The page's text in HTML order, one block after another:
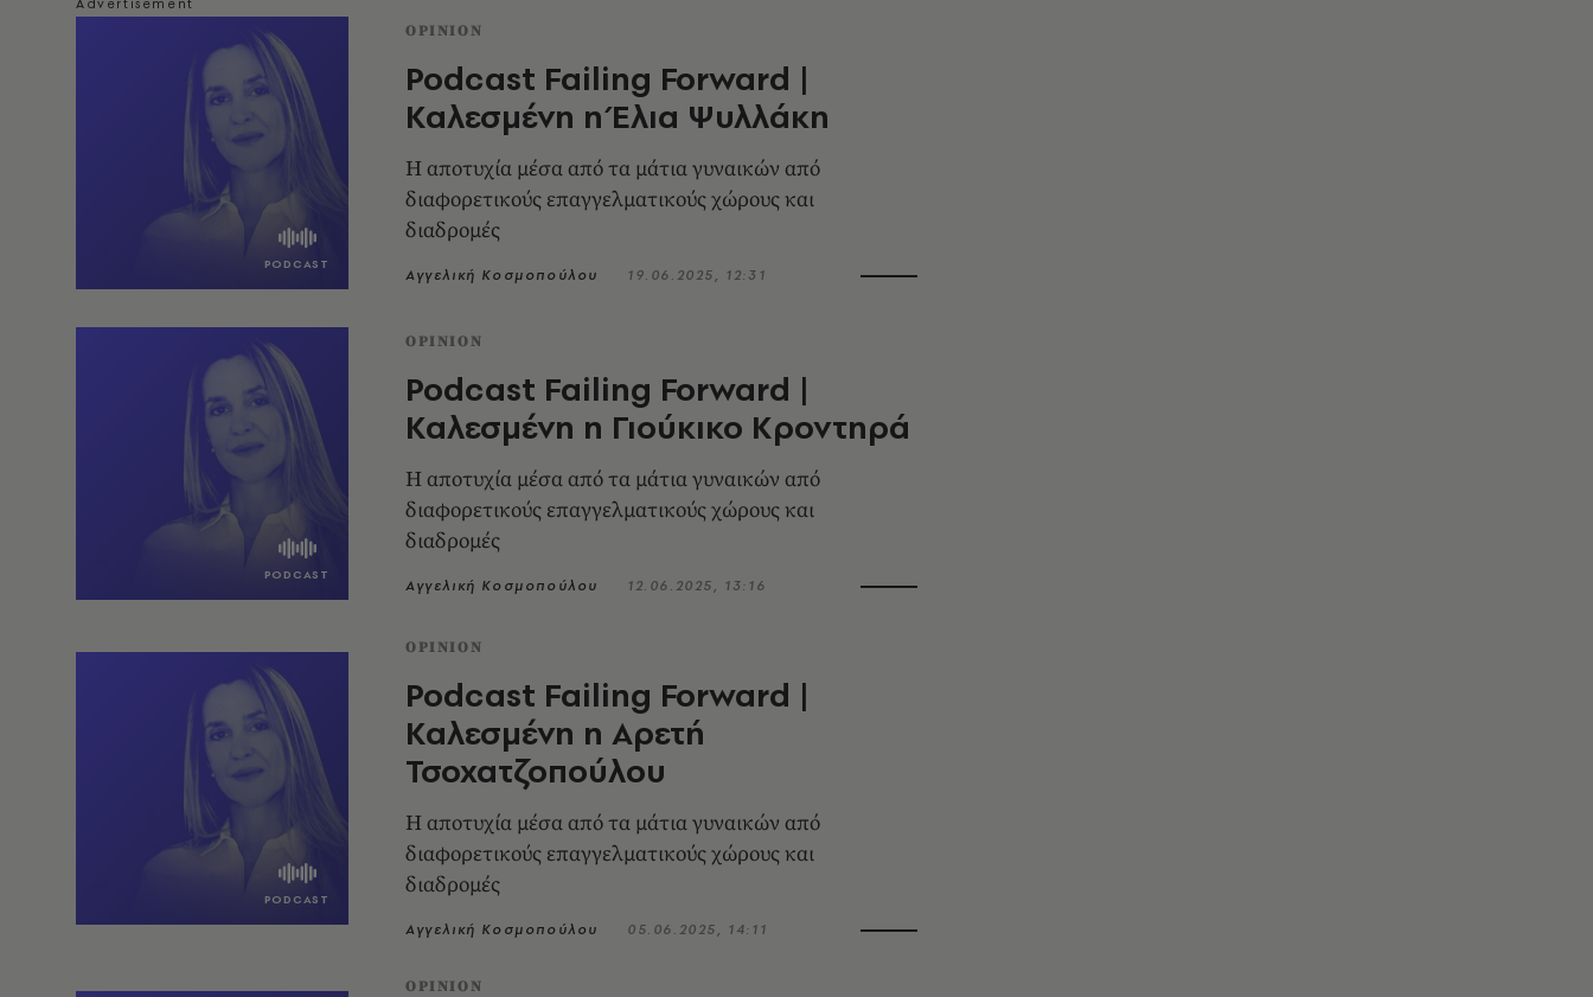
OPINION
Podcast Failing Forward |
Καλεσμένη η Έλια Ψυλλάκη
Η αποτυχία μέσα από τα μάτια γυναικών από
διαφορετικούς επαγγελματικούς χώρους και
διαδρομές
Αγγελική Κοσμοπούλου 19.06.2025, 12:31
OPINION
Podcast Failing Forward |
Καλεσμένη η Γιούκικο Κροντηρά
Η αποτυχία μέσα από τα μάτια γυναικών από
διαφορετικούς επαγγελματικούς χώρους και
διαδρομές
Αγγελική Κοσμοπούλου 12.06.2025, 13:16
OPINION
Podcast Failing Forward |
Καλεσμένη η Αρετή
Τσοχατζοπούλου
Η αποτυχία μέσα από τα μάτια γυναικών από
διαφορετικούς επαγγελματικούς χώρους και
διαδρομές
Αγγελική Κοσμοπούλου 05.06.2025, 14:11
OPINION